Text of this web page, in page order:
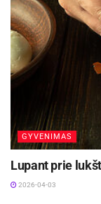
Kaip išlaikyti
Saldžios,
GYVENIMAS
Lupant prie
2026-04-03